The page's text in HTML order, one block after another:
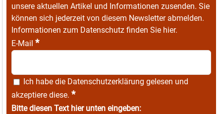
unsere aktuellen Artikel und Informationen zusenden. Sie
können sich jederzeit von diesem Newsletter abmelden.
Informationen zum Datenschutz finden Sie hier.
E-Mail *
Ich habe die Datenschutzerklärung gelesen und
akzeptiere diese. *
Bitte diesen Text hier unten eingeben: